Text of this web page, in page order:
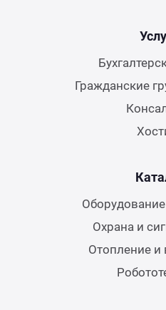
Гражданские
Охрана и
Отопление и